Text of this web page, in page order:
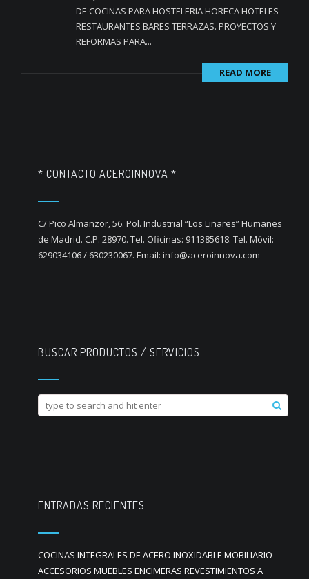
DE COCINAS PARA HOSTELERIA HORECA HOTELES
RESTAURANTES BARES TERRAZAS. PROYECTOS Y
REFORMAS PARA...
READ MORE
* CONTACTO ACEROINNOVA *
C/ Pico Almanzor, 56. Pol. Industrial “Los Linares” Humanes
de Madrid. C.P. 28970. Tel. Oficinas: 911385618. Tel. Móvil:
629034106 / 630230067. Email: info@aceroinnova.com
BUSCAR PRODUCTOS / SERVICIOS
ENTRADAS RECIENTES
COCINAS INTEGRALES DE ACERO INOXIDABLE MOBILIARIO
ACCESORIOS MUEBLES ENCIMERAS REVESTIMIENTOS A